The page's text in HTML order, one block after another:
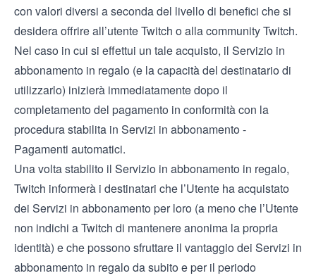
con valori diversi a seconda del livello di benefici che si
desidera offrire all’utente Twitch o alla community Twitch.
Nel caso in cui si effettui un tale acquisto, il Servizio in
abbonamento in regalo (e la capacità del destinatario di
utilizzarlo) inizierà immediatamente dopo il
completamento del pagamento in conformità con la
procedura stabilita in Servizi in abbonamento -
Pagamenti automatici.
Una volta stabilito il Servizio in abbonamento in regalo,
Twitch informerà i destinatari che l’Utente ha acquistato
dei Servizi in abbonamento per loro (a meno che l’Utente
non indichi a Twitch di mantenere anonima la propria
identità) e che possono sfruttare il vantaggio dei Servizi in
abbonamento in regalo da subito e per il periodo